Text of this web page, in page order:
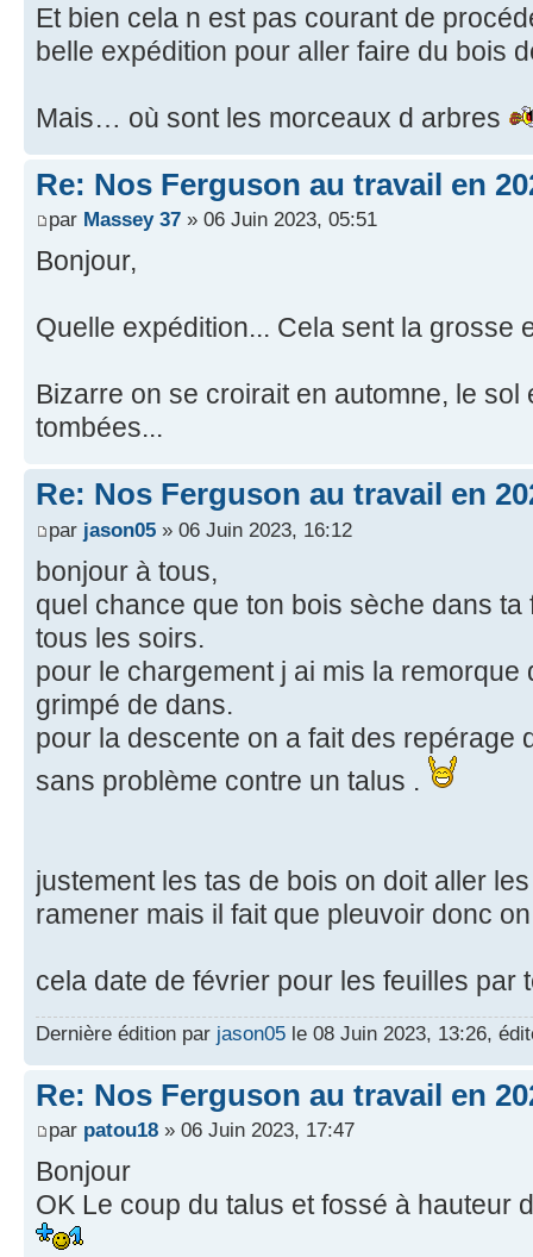
Et bien cela n est pas courant de
belle expédition pour aller faire du bois
Mais… où sont les morceaux d arbres
Re: Nos Ferguson au travail en
par Massey 37 » 06 Juin 2023, 05:51
Bonjour,
Quelle expédition... Cela sent la grosse
Bizarre on se croirait en automne, le sol
tombées...
Re: Nos Ferguson au travail en
par jason05 » 06 Juin 2023, 16:12
bonjour à tous,
quel chance que ton bois sèche dans
tous les soirs.
pour le chargement j ai mis la remorque
grimpé de dans.
pour la descente on a fait des repérage
sans problème contre un talus .
justement les tas de bois on doit aller
ramener mais il fait que pleuvoir donc
cela date de février pour les feuilles par
Dernière édition par jason05 le 08 Juin 2023, 13:26,
Re: Nos Ferguson au travail en
par patou18 » 06 Juin 2023, 17:47
Bonjour
OK Le coup du talus et fossé à hauteur